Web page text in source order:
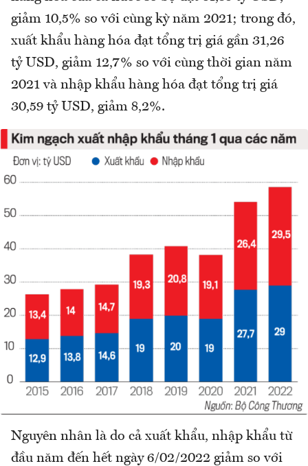
giảm 10,5% so với cùng kỳ năm 2021; trong đó,
xuất khẩu hàng hóa đạt tổng trị giá gần 31,26
tỷ USD, giảm 12,7% so với cùng thời gian năm
2021 và nhập khẩu hàng hóa đạt tổng trị giá
30,59 tỷ USD, giảm 8,2%.
Nguyên nhân là do cả xuất khẩu, nhập khẩu từ
đầu năm đến hết ngày 6/02/2022 giảm so với